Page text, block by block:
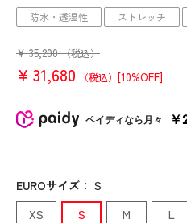
防水・透湿性 ストレッチ
¥ 35,200 （税込）
¥ 31,680 （税込） [10%OFF]
ペイディなら月々
EUROサイズ ： S
XS
S M L